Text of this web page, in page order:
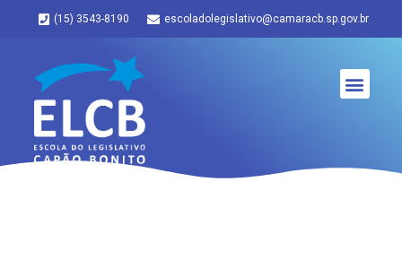
(15) 3543-8190 escoladolegislativo@camaracb.sp.gov.br